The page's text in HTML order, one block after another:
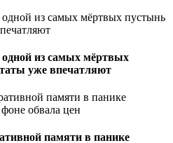
из самых мёртвых
уже впечатляют
памяти в панике